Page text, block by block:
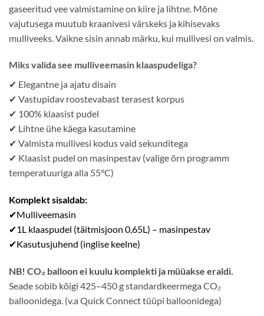
gaseeritud vee valmistamine on kiire ja lihtne. Mõne
vajutusega muutub kraanivesi värskeks ja kihisevaks
mulliveeks. Vaikne sisin annab märku, kui mullivesi on valmis.
Miks valida see mulliveemasin klaaspudeliga?
✔ Elegantne ja ajatu disain
✔ Vastupidav roostevabast terasest korpus
✔ 100% klaasist pudel
✔ Lihtne ühe käega kasutamine
✔ Valmista mullivesi kodus vaid sekunditega
✔ Klaasist pudel on masinpestav (valige õrn programm
temperatuuriga alla 55°C)
Komplekt sisaldab:
✔Mulliveemasin
✔1L klaaspudel (täitmisjoon 0,65L) – masinpestav
✔Kasutusjuhend (inglise keelne)
NB! CO₂ balloon ei kuulu komplekti ja müüakse eraldi.
Seade sobib kõigi 425–450 g standardkeermega CO₂
balloonidega. (v.a Quick Connect tüüpi balloonidega)